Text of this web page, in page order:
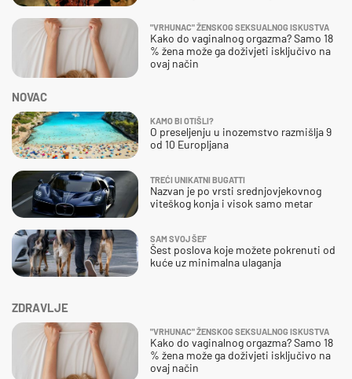
ZDRAVLJE
"VRHUNAC" ŽENSKOG SEKSUALNOG ISKUSTVA
Kako do vaginalnog orgazma? Samo 18
% žena može ga doživjeti isključivo na
ovaj način
NOVAC
KAMO BI OTIŠLI?
O preseljenju u inozemstvo razmišlja 9
od 10 Europljana
TREĆI UNIKATNI BUGATTI
Nazvan je po vrsti srednjovjekovnog
viteškog konja i visok samo metar
SAM SVOJ ŠEF
Šest poslova koje možete pokrenuti od
kuće uz minimalna ulaganja
"VRHUNAC" ŽENSKOG SEKSUALNOG ISKUSTVA
Kako do vaginalnog orgazma? Samo 18
% žena može ga doživjeti isključivo na
ovaj način